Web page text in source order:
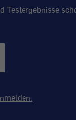
Testergebnisse